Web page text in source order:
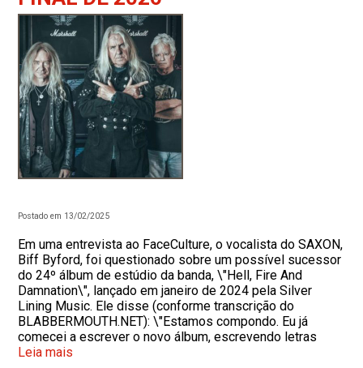
Postado em 13/02/2025
Em uma entrevista ao FaceCulture, o vocalista do SAXON,
Biff Byford, foi questionado sobre um possível sucessor
do 24º álbum de estúdio da banda, \"Hell, Fire And
Damnation\", lançado em janeiro de 2024 pela Silver
Lining Music. Ele disse (conforme transcrição do
BLABBERMOUTH.NET): \"Estamos compondo. Eu já
comecei a escrever o novo álbum, escrevendo letras
Leia mais